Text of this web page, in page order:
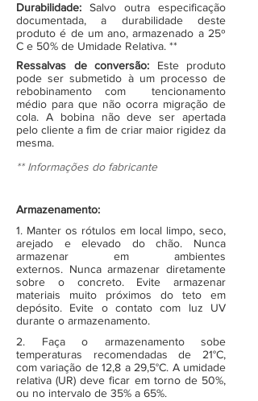
Durabilidade: Salvo outra especificação
documentada, a durabilidade deste
produto é de um ano, armazenado a 25º
C e 50% de Umidade Relativa. **
Ressalvas de conversão: Este produto
pode ser submetido à um processo de
rebobinamento com tencionamento
médio para que não ocorra migração de
cola. A bobina não deve ser apertada
pelo cliente a fim de criar maior rigidez da
mesma.
** Informações do fabricante
Armazenamento:
1. Manter os rótulos em local limpo, seco,
arejado e elevado do chão. Nunca
armazenar em ambientes
externos. Nunca armazenar diretamente
sobre o concreto. Evite armazenar
materiais muito próximos do teto em
depósito. Evite o contato com luz UV
durante o armazenamento.
2. Faça o armazenamento sobe
temperaturas recomendadas de 21°C,
com variação de 12,8 a 29,5°C. A umidade
relativa (UR) deve ficar em torno de 50%,
ou no intervalo de 35% a 65%.